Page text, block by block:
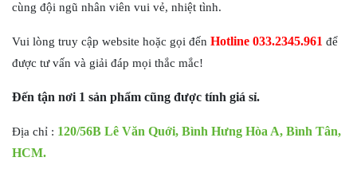
cùng đội ngũ nhân viên vui vẻ, nhiệt tình.
Vui lòng truy cập website hoặc gọi đến Hotline 033.2345.961 để
được tư vấn và giải đáp mọi thắc mắc!
Đến tận nơi 1 sản phẩm cũng được tính giá sỉ.
Địa chỉ : 120/56B Lê Văn Quới, Bình Hưng Hòa A, Bình Tân,
HCM.